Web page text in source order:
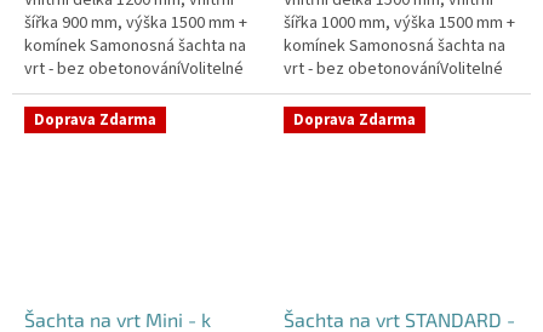
šířka 900 mm, výška 1500 mm +
komínek Samonosná šachta na
vrt - bez obetonováníVolitelné
průměry i pozice prostupů na
pažení vrtu, hadice i...
šířka 1000 mm, výška 1500 mm +
komínek Samonosná šachta na
vrt - bez obetonováníVolitelné
průměry i pozice prostupů na
pažení vrtu, hadice i...
Doprava Zdarma
Šachta na vrt Mini - k
Doprava Zdarma
Šachta na vrt STANDARD -